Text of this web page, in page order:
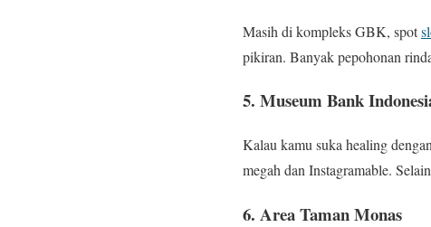
Masih di kompleks GBK, spot
pikiran. Banyak pepohonan
5. Museum Bank
Kalau kamu suka healing
megah dan Instagramable.
6. Area Taman Monas